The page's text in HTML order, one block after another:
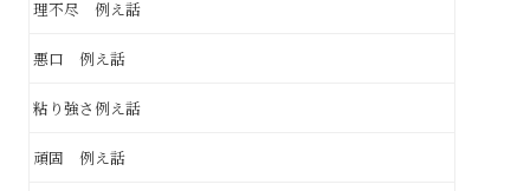
理不尽 例え話
悪口 例え話
粘り強さ例え話
頑固 例え話